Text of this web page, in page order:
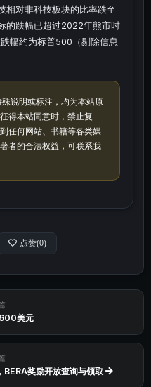
相对非科技板块的比率跌至
的跌幅已超过2022年熊市时
幅约为标普500（剔除信息
说明或标注，均为本站原
得本站同意时，禁止复
任何网站、书籍等各类媒
者的合法权益，可联系我
点赞(0)
美元
奖励开放查询与领取